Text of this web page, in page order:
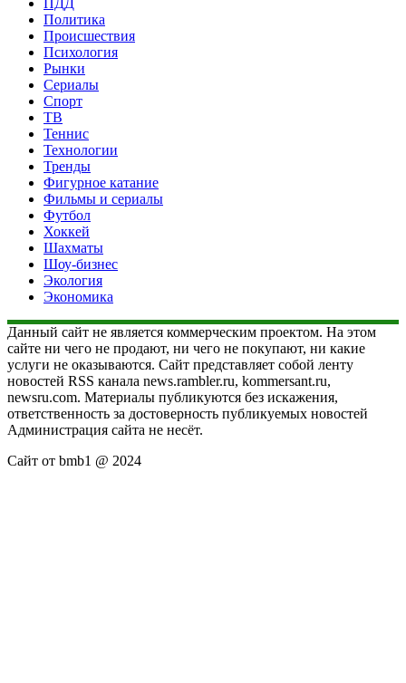
Политика
Происшествия
Психология
Рынки
Сериалы
Спорт
ТВ
Теннис
Технологии
Тренды
Фигурное катание
Фильмы и сериалы
Футбол
Хоккей
Шахматы
Шоу-бизнес
Экология
Экономика
Данный сайт не является коммерческим проектом. На этом
сайте ни чего не продают, ни чего не покупают, ни какие
услуги не оказываются. Сайт представляет собой ленту
новостей RSS канала news.rambler.ru, kommersant.ru,
newsru.com. Материалы публикуются без искажения,
ответственность за достоверность публикуемых новостей
Администрация сайта не несёт.
Сайт от bmb1 @ 2024